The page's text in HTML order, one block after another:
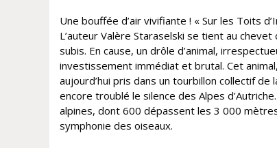
Une bouffée d’air vivifiante ! « Sur les Toits
L’auteur Valère Staraselski se tient au
subis. En cause, un drôle d’animal,
investissement immédiat et brutal. Cet
aujourd’hui pris dans un tourbillon collectif
encore troublé le silence des Alpes
alpines, dont 600 dépassent les 3 000
symphonie des oiseaux.